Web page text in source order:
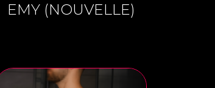
EMY (NOUVELLE)